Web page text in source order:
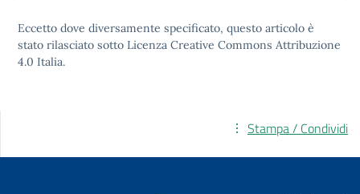
Eccetto dove diversamente specificato, questo articolo è
stato rilasciato sotto Licenza Creative Commons Attribuzione
4.0 Italia.
Stampa / Condividi